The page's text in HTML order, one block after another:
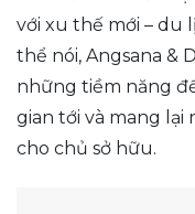
với xu thế mới – du
thể nói, Angsana &
những tiềm năng
gian tới và mang
cho chủ sở hữu.